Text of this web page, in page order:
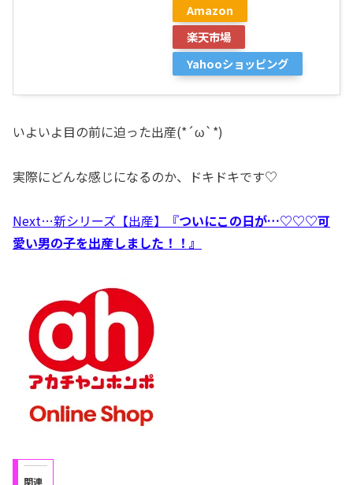
Amazon
楽天市場
Yahooショッピング
いよいよ目の前に迫った出産(*´ω`*)
実際にどんな感じになるのか、ドキドキです♡
Next…新シリーズ【出産】『ついにこの日が…♡♡♡可
愛い男の子を出産しました！！』
関連